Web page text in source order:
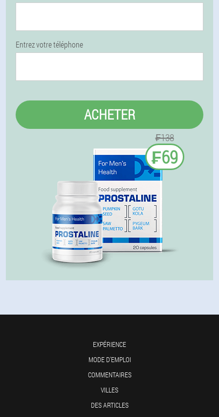
Entrez votre téléphone
ACHETER
₣138
₣69
EXPÉRIENCE
MODE D'EMPLOI
COMMENTAIRES
VILLES
DES ARTICLES